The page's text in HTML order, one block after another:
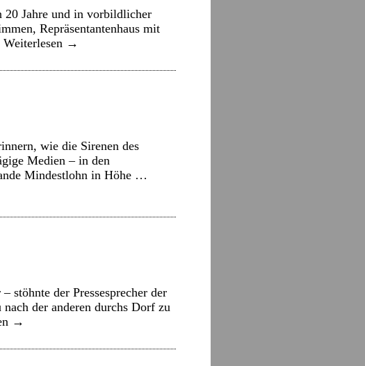
20 Jahre und in vorbildlicher
Repräsentantenhaus mit
Weiterlesen →
wie die Sirenen des
Medien – in den
Mindestlohn in Höhe …
stöhnte der Pressesprecher der
der anderen durchs Dorf zu
→